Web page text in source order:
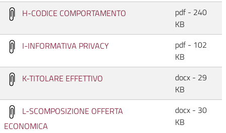
H-CODICE COMPORTAMENTO
pdf - 240
KB
I-INFORMATIVA PRIVACY
pdf - 102
KB
K-TITOLARE EFFETTIVO
docx - 29
KB
L-SCOMPOSIZIONE OFFERTA
ECONOMICA
docx - 30
KB